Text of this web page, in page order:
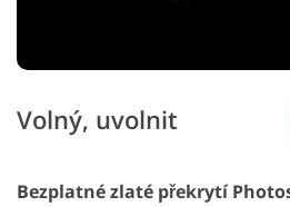
Volný, uvolnit
Bezplatné zlaté překrytí